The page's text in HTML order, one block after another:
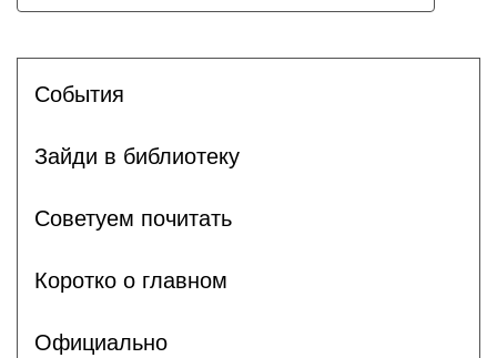
События
Зайди в библиотеку
Советуем почитать
Коротко о главном
Официально